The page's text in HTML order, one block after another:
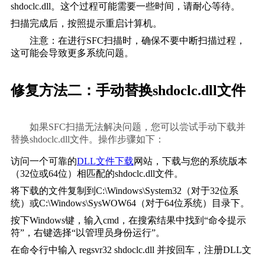
shdoclc.dll。这个过程可能需要一些时间，请耐心等待。
扫描完成后，按照提示重启计算机。
这可能会导致更多系统问题。
修复方法二：手动替换shdoclc.dll文件
替换shdoclc.dll文件。操作步骤如下：
访问一个可靠的DLL文件下载网站，下载与您的系统版本
（32位或64位）相匹配的shdoclc.dll文件。
将下载的文件复制到C:\Windows\System32（对于32位系
统）或C:\Windows\SysWOW64（对于64位系统）目录下。
按下Windows键，输入cmd，在搜索结果中找到“命令提示
符”，右键选择“以管理员身份运行”。
在命令行中输入 regsvr32 shdoclc.dll 并按回车，注册DLL文